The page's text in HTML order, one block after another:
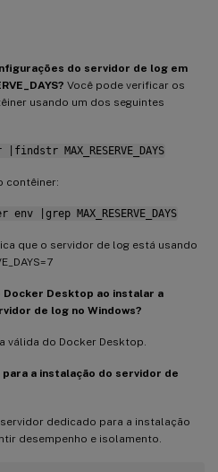
do servidor de log em
Você pode verificar os
usando um dos seguintes
MAX_RESERVE_DAYS
contêiner:
|grep MAX_RESERVE_DAYS
que o servidor de log está usando
Desktop ao instalar a
de log no Windows?
válida do Docker Desktop.
a instalação do servidor de
dedicado para a instalação
desempenho e isolamento.